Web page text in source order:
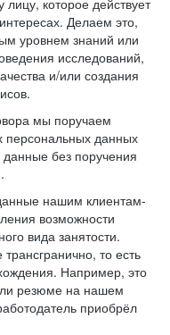
которое действует
Делаем это,
уровнем знаний или
исследований,
и/или создания
мы поручаем
персональных данных
без поручения
нашим клиентам-
возможности
вида занятости.
то есть
Например, это
резюме на нашем
приобрёл